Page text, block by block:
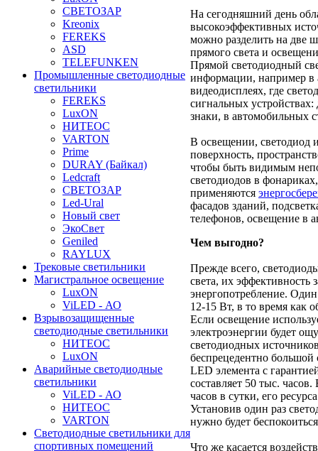
СВЕТОЗАР
Kreonix
FEREKS
ASD
TELEFUNKEN
Промышленные светодиодные
светильники
FEREKS
LuxON
НИТЕОС
VARTON
Prime
DURAY (Байкал)
Ledcraft
СВЕТОЗАР
Led-Ural
Новый свет
ЭкоСвет
Geniled
RAYLUX
Трековые светильники
Магистральное освещение
LuxON
ViLED - АО
Взрывозащищенные
светодиодные светильники
НИТЕОС
LuxON
Аварийные светодиодные
светильники
ViLED - АО
НИТЕОС
VARTON
Светодиодные светильники для
спортивных помещений
На сегодняшний день
высокоэффективных
можно разделить на две
прямого света и
Прямой светодиодный
информации, например в
видеодисплеях, где
сигнальных
знаки, в автомобильных
В освещении, светодиод
поверхность,
чтобы быть видимым
светодиодов в
применяются
фасадов зданий,
телефонов, освещение в
Чем выгодно?
Прежде всего,
света, их эффективность
энергопотребление.
12-15 Вт, в то время как
Если освещение
электроэнергии будет
светодиодных
беспрецедентно
LED элемента с
составляет 50 тыс.
часов в сутки, его
Установив один раз
нужно будет
Что же касается